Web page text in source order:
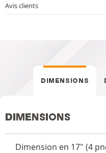
Avis clients
DIMENSIONS
DIMENSIONS
Dimension en 17" (4